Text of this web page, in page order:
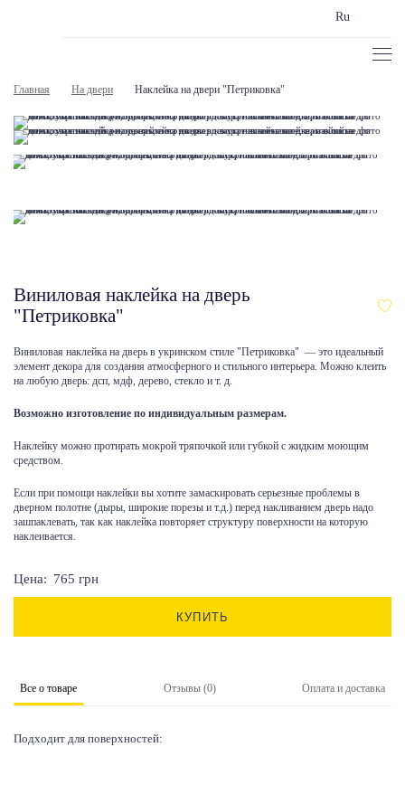
Ru
Главная На двери Наклейка на двери "Петриковка"
Виниловая наклейка на дверь
"Петриковка"
Виниловая наклейка на дверь в укринском стиле "Петриковка" — это идеальный
элемент декора для создания атмосферного и стильного интерьера. Можно клеить
на любую дверь: дсп, мдф, дерево, стекло и т. д.
Возможно изготовление по индивидуальным размерам.
Наклейку можно протирать мокрой тряпочкой или губкой с жидким моющим
средством.
Если при помощи наклейки вы хотите замаскировать серьезные проблемы в
дверном полотне (дыры, широкие порезы и т.д.) перед накливанием дверь надо
зашпаклевать, так как наклейка повторяет структуру поверхности на которую
наклеивается.
Цена: 765 грн
КУПИТЬ
Все о товаре Отзывы (0) Оплата и доставка
Подходит для поверхностей: